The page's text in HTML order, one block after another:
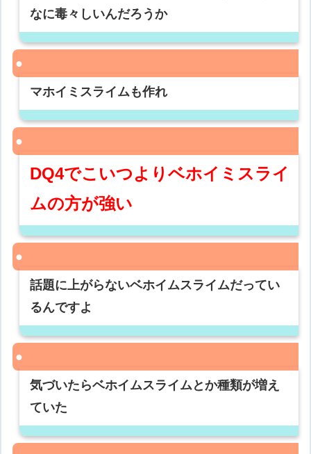
なに毒々しいんだろうか
マホイミスライムも作れ
DQ4でこいつよりベホイミスライ
ムの方が強い
話題に上がらないベホイムスライムだってい
るんですよ
気づいたらベホイムスライムとか種類が増え
ていた